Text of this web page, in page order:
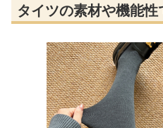
タイツの素材や機能